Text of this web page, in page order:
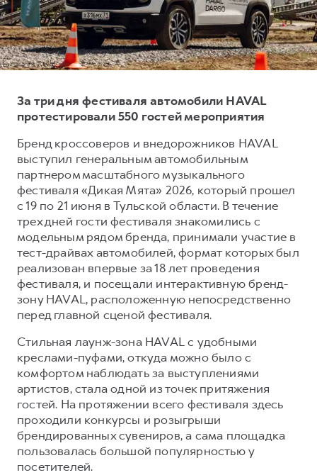
DARGO
от 3 199 000 ₽
DARGO X
от 3 499 000 ₽
от 2 899 000 ₽ от 3 599 000 ₽
POER
от 3 449 000 ₽
Тест-драйв
Трейд-ин
Кредитный калькулятор
Страхование
Кредит
КОРПОРАТИВНЫМ КЛИЕНТАМ
Для малого бизнеса
Корпоративным клиентам
Крупным корпоративным клиентам
Система управления автопарком
Сервис для корпоративных клиентов
HAVAL Лизинг
АКСЕССУАРЫ HAVAL
Автомобильные аксессуары
Коллекция CITY
Коллекция Базовая
СЕРВИСНОЕ ОБСЛУЖИВАНИЕ
Нулевое ТО
Программа «Помощь на дороге»
Электронный ПТС
ПОДДЕРЖКА
GWM Безопасность
Гарантия HAVAL
Мобильное приложение GWM
Программа «HAVAL Защита+»
Руководства по эксплуатации
Подписки
АКСЕССУАРЫ HAVAL
Автомобильные аксессуары
Коллекция CITY
Коллекция Базовая
Коллекция Детская
О дилере
Наша команда
Контакты
За три дня фестиваля автомобили HAVAL
протестировали 550 гостей мероприятия
Бренд кроссоверов и внедорожников HAVAL
выступил генеральным автомобильным
партнером масштабного музыкального
фестиваля «Дикая Мята» 2026, который прошел
с 19 по 21 июня в Тульской области. В течение
трех дней гости фестиваля знакомились с
модельным рядом бренда, принимали участие в
тест-драйвах автомобилей, формат которых был
реализован впервые за 18 лет проведения
фестиваля, и посещали интерактивную бренд-
зону HAVAL, расположенную непосредственно
перед главной сценой фестиваля.
Cтильная лаунж-зона HAVAL с удобными
креслами-пуфами, откуда можно было с
комфортом наблюдать за выступлениями
артистов, стала одной из точек притяжения
гостей. На протяжении всего фестиваля здесь
проходили конкурсы и розыгрыши
брендированных сувениров, а сама площадка
пользовалась большой популярностью у
посетителей.